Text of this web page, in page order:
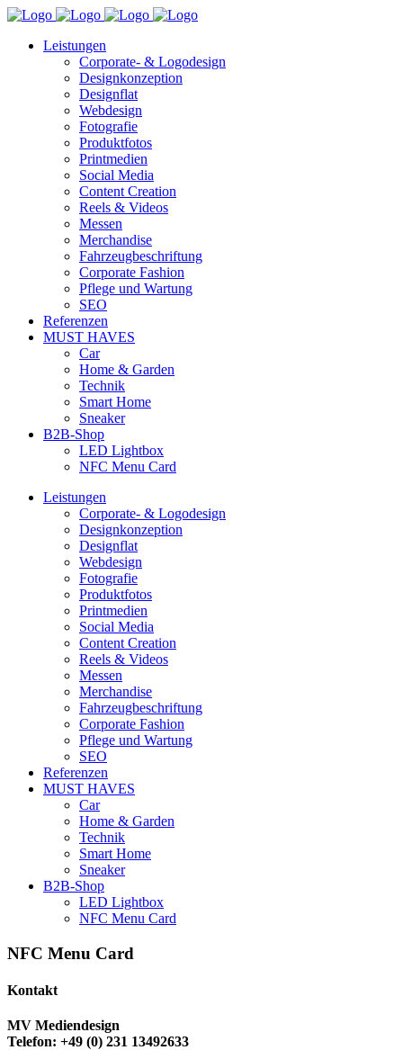
Leistungen
Corporate- & Logodesign
Designkonzeption
Designflat
Webdesign
Fotografie
Produktfotos
Printmedien
Social Media
Content Creation
Reels & Videos
Messen
Merchandise
Fahrzeugbeschriftung
Corporate Fashion
Pflege und Wartung
SEO
Referenzen
MUST HAVES
Car
Home & Garden
Technik
Smart Home
Sneaker
B2B-Shop
LED Lightbox
NFC Menu Card
Leistungen
Corporate- & Logodesign
Designkonzeption
Designflat
Webdesign
Fotografie
Produktfotos
Printmedien
Social Media
Content Creation
Reels & Videos
Messen
Merchandise
Fahrzeugbeschriftung
Corporate Fashion
Pflege und Wartung
SEO
Referenzen
MUST HAVES
Car
Home & Garden
Technik
Smart Home
Sneaker
B2B-Shop
LED Lightbox
NFC Menu Card
NFC Menu Card
Kontakt
MV Mediendesign
Telefon: +49 (0) 231 13492633